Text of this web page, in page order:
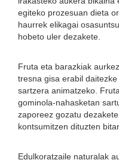
egiteko prozesuan dieta
haurrek elikagai
hobeto uler dezakete.
Fruta eta barazkiak
tresna gisa erabil
sartzera animatzeko.
gominola-nahasketan
zaporeez gozatu
kontsumitzen dituzten
Edulkoratzaile naturalak